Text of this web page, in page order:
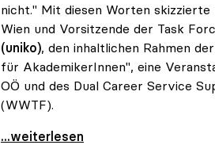
nicht." Mit diesen Worten
Wien und Vorsitzende der Task
(uniko), den inhaltlichen Rahmen
für AkademikerInnen", eine
OÖ und des Dual Career Service
(WWTF).
uniko forciert Dual Career Service
...weiterlesen